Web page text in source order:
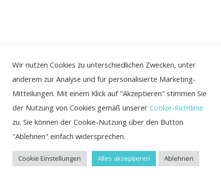
Datenschutz
Wir nutzen Cookies zu unterschiedlichen Zwecken, unter
anderem zur Analyse und für personalisierte Marketing-
Mitteilungen. Mit einem Klick auf "Akzeptieren" stimmen Sie
der Nutzung von Cookies gemäß unserer Cookie-Richtlinie
zu. Sie können der Cookie-Nutzung über den Button
"Ablehnen" einfach widersprechen.
Cookie Einstellungen Alles akzeptieren Ablehnen